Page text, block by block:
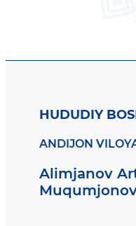
HUDUDIY
ANDIJON
Alimjanov